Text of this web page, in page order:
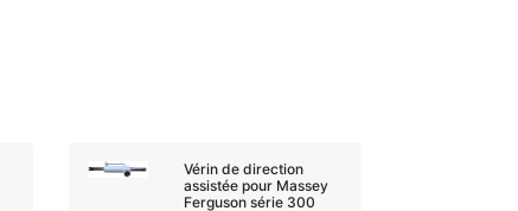
Vérin de direction
assistée pour Massey
Ferguson série 300